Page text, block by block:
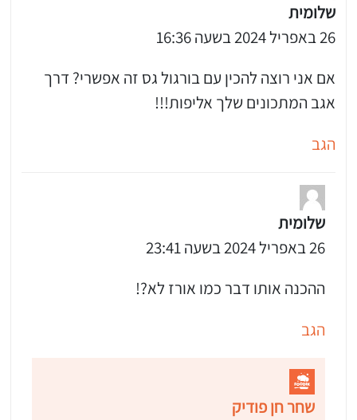
שלומית
26 באפריל 2024 בשעה 16:36
אם אני רוצה להכין עם בורגול גס זה אפשרי? דרך
אגב המתכונים שלך אליפות!!!
הגב
שלומית
26 באפריל 2024 בשעה 23:41
ההכנה אותו דבר כמו אורז לא?!
הגב
שחר חן פודיק